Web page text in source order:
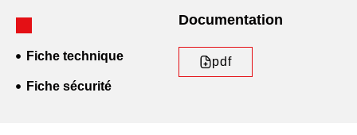
Documentation
Fiche technique
pdf
Fiche sécurité